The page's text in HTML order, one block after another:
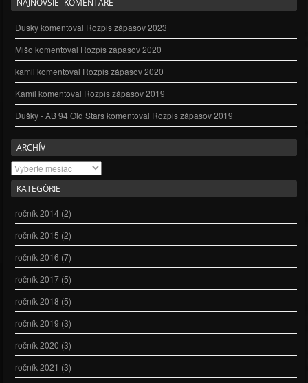
NAJNOVŠIE KOMENTÁRE
Duskykomentoval Rozpis zápasov 2023
Mišo komentoval Rozpis zápasov 2020
kamil komentoval Rozpis zápasov 2020
Kamil komentoval Rozpis zápasov 2019
Dušky - AB 94 Old Starskomentoval Rozpis zápasov 2019
ARCHÍV
Archív
KATEGÓRIE
ročník 2014(2)
ročník 2015 (2)
ročník 2016 (7)
ročník 2017(5)
ročník 2018 (5)
ročník 2019 (3)
ročník 2020 (3)
ročník 2021 (3)